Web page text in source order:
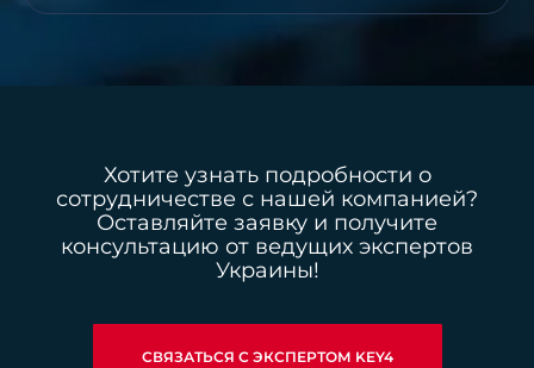
Хотите узнать подробности о
сотрудничестве с нашей компанией?
Оставляйте заявку и получите
консультацию от ведущих экспертов
Украины!
СВЯЗАТЬСЯ С ЭКСПЕРТОМ KEY4